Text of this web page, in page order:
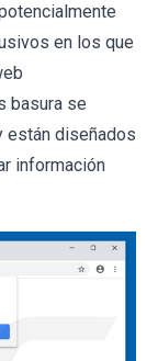
en los que
basura se
están diseñados
información